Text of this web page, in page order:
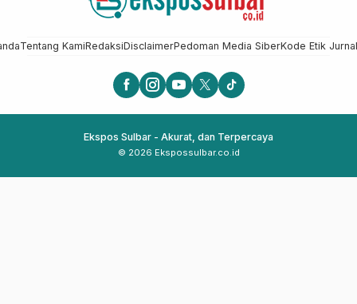
Tentang KamiRedaksiDisclaimerPedoman Media SiberKode Etik
Ekspos Sulbar - Akurat, dan Terpercaya
© 2026 Ekspossulbar.co.id